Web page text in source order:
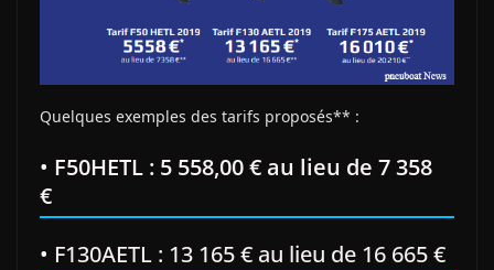
Quelques exemples des tarifs proposés** :
• F50HETL : 5 558,00 € au lieu de 7 358
€
• F130AETL : 13 165 € au lieu de 16 665 €